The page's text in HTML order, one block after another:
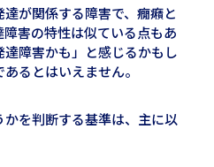
が関係する障害で、癇癪と
害の特性は似ている点もあ
障害かも」と感じるかもし
るとはいえません。
を判断する基準は、主に以